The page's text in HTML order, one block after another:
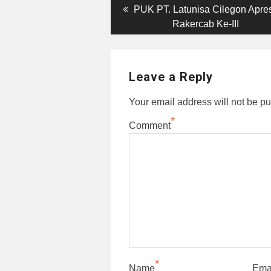
Post
navigation
Previous
PUK PT. Latunisa Cilegon
Rakercab Ke-III
Leave a Reply
Your email address will not be
Comment*
Name*